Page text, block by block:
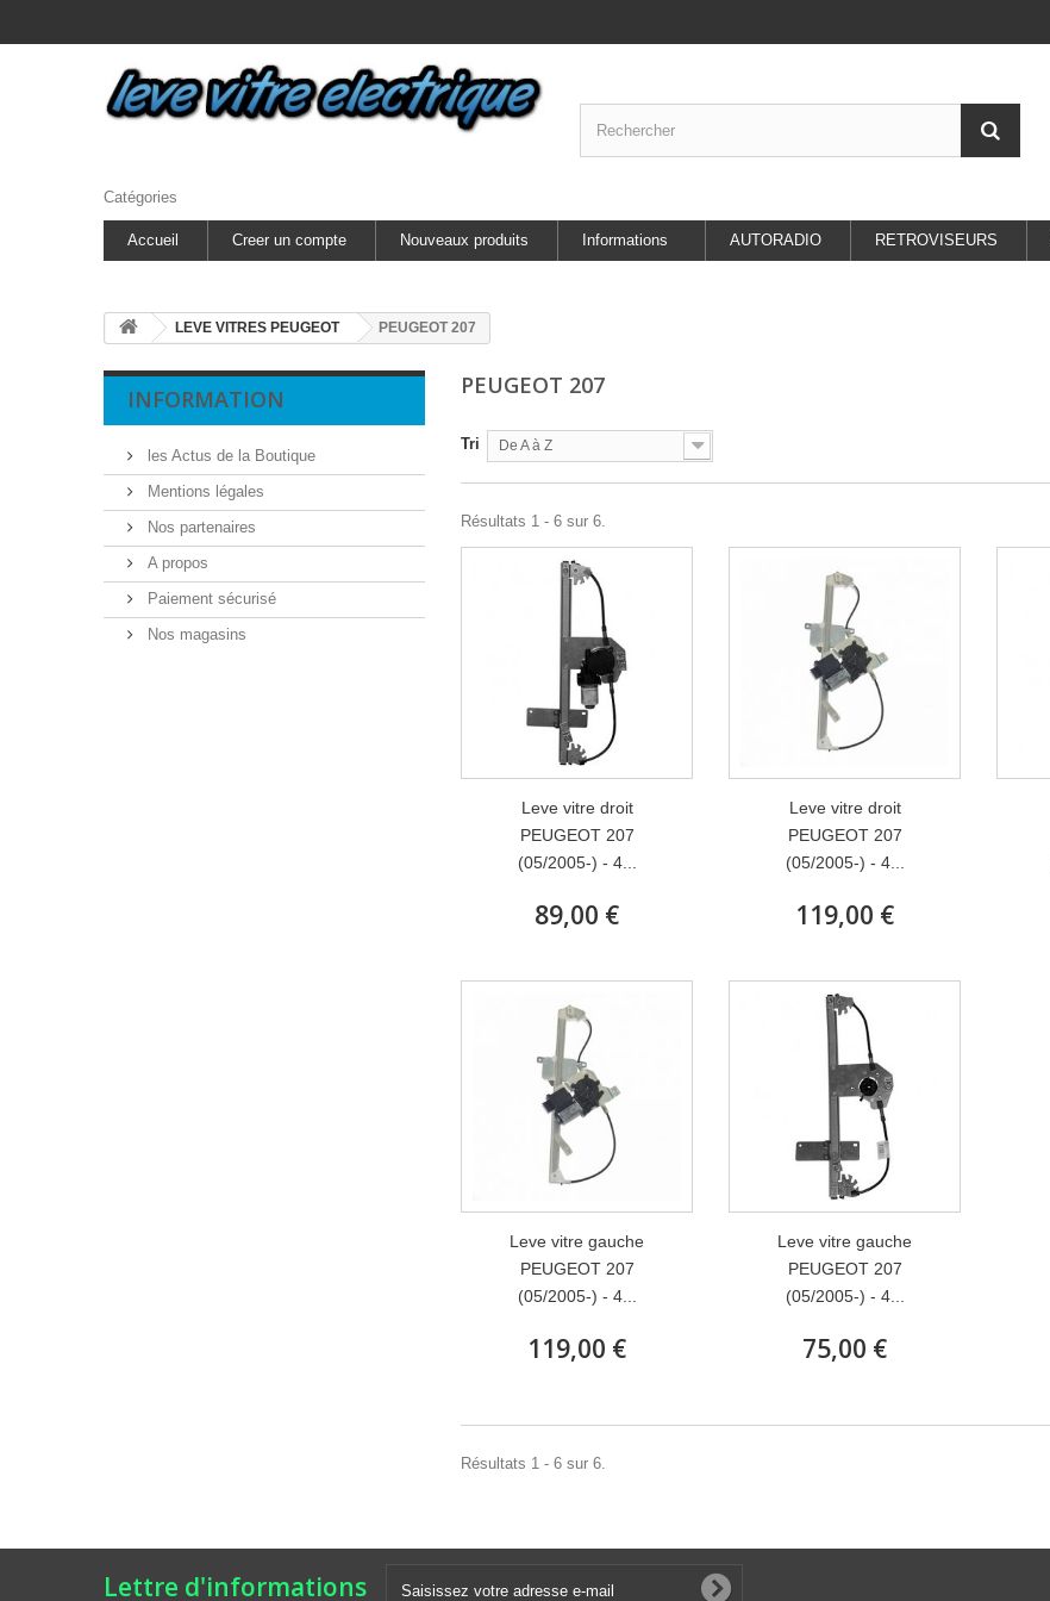
Catégories
Accueil Creer un compte Nouveaux produits Informations AUTORADIO RETROVISEURS
LEVE VITRES PEUGEOT PEUGEOT 207
INFORMATION
les Actus de la Boutique
Mentions légales
Nos partenaires
A propos
Paiement sécurisé
Nos magasins
PEUGEOT 207
Tri De A à Z
Résultats 1 - 6 sur 6.
Leve vitre droit
PEUGEOT 207
(05/2005-) - 4...
89,00 €
Leve vitre droit
PEUGEOT 207
(05/2005-) - 4...
119,00 €
Leve vitre gauche
PEUGEOT 207
(05/2005-) - 4...
119,00 €
Leve vitre gauche
PEUGEOT 207
(05/2005-) - 4...
75,00 €
Résultats 1 - 6 sur 6.
Lettre d'informations